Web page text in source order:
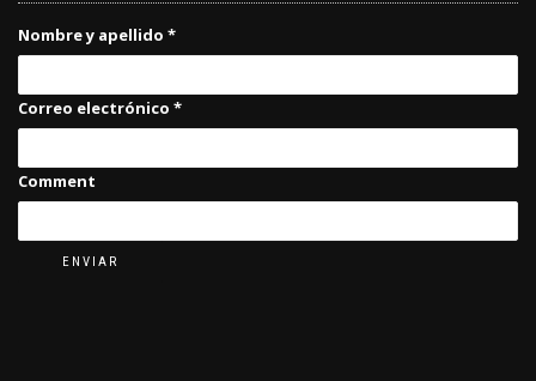
Nombre y apellido *
Correo electrónico *
Comment
ENVIAR